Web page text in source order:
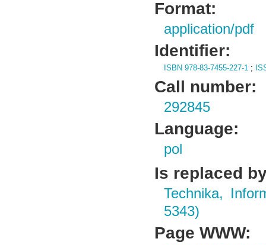
Format:
application/pdf
Identifier:
ISBN 978-83-7455-227-1 ;
Call number:
292845
Language:
pol
Is replaced
Technika,
5343)
Page WWW: